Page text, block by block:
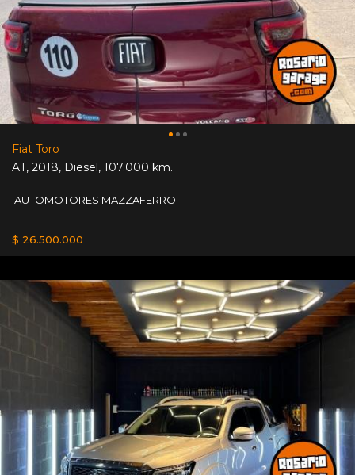
Fiat Toro
AT, 2018, Diesel, 107.000 km.
AUTOMOTORES MAZZAFERRO
$ 26.500.000